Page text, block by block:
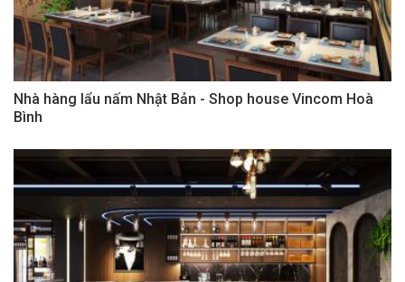
Nhà hàng lẩu nấm Nhật Bản - Shop house Vincom Hoà
Bình